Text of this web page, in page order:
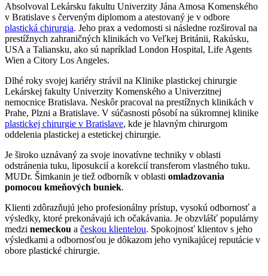
Absolvoval Lekársku fakultu Univerzity Jána Amosa Komenského
v Bratislave s červeným diplomom a atestovaný je v odbore
plastická chirurgia. Jeho prax a vedomosti si následne rozširoval na
prestížnych zahraničných klinikách vo Veľkej Británii, Rakúsku,
USA a Taliansku, ako sú napríklad London Hospital, Life Agents
Wien a Citory Los Angeles.
Dlhé roky svojej kariéry strávil na Klinike plastickej chirurgie
Lekárskej fakulty Univerzity Komenského a Univerzitnej
nemocnice Bratislava. Neskôr pracoval na prestížnych klinikách v
Prahe, Plzni a Bratislave. V súčasnosti pôsobí na súkromnej klinike
plastickej chirurgie v Bratislave, kde je hlavným chirurgom
oddelenia plastickej a estetickej chirurgie.
Je široko uznávaný za svoje inovatívne techniky v oblasti
odstránenia tuku, liposukcií a korekcií transferom vlastného tuku.
MUDr. Šimkanin je tiež odborník v oblasti omladzovania
pomocou kmeňových buniek.
Klienti zdôrazňujú jeho profesionálny prístup, vysokú odbornosť a
výsledky, ktoré prekonávajú ich očakávania. Je obzvlášť populárny
medzi nemeckou a českou klientelou. Spokojnosť klientov s jeho
výsledkami a odbornosťou je dôkazom jeho vynikajúcej reputácie v
obore plastické chirurgie.